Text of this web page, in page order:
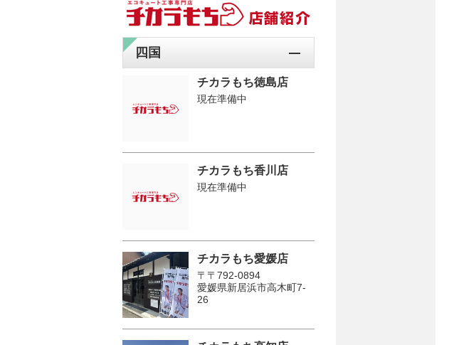
四国
チカラもち徳島店
現在準備中
チカラもち香川店
現在準備中
チカラもち愛媛店
〒〒792-0894
愛媛県新居浜市高木町7-
26